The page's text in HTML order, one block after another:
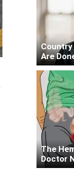
Country
Are
The
Doctor